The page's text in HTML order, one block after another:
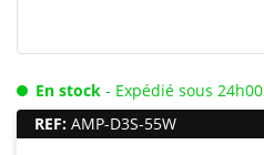
En stock - Expédié sous 24h00
REF: AMP-D3S-55W